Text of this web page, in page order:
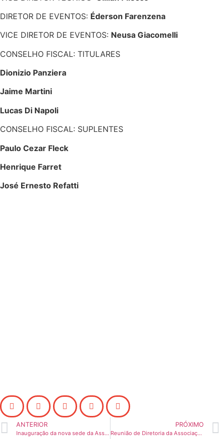
DIRETOR DE EVENTOS: Éderson Farenzena
VICE DIRETOR DE EVENTOS: Neusa Giacomelli
CONSELHO FISCAL: TITULARES
Dionizio Panziera
Jaime Martini
Lucas Di Napoli
CONSELHO FISCAL: SUPLENTES
Paulo Cezar Fleck
Henrique Farret
José Ernesto Refatti
ANTERIOR
Inauguração da nova sede da Associação dos Arrozeiros
PRÓXIMO
Reunião de Diretoria da Associação dos Arrozeiros de Alegrete.